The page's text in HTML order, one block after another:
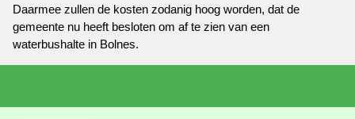
Daarmee zullen de kosten zodanig hoog worden, dat de
gemeente nu heeft besloten om af te zien van een
waterbushalte in Bolnes.